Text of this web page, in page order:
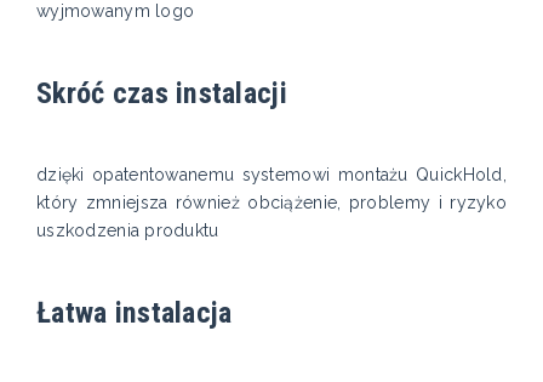
wyjmowanym logo
Skróć czas instalacji
dzięki opatentowanemu systemowi montażu QuickHold,
który zmniejsza również obciążenie, problemy i ryzyko
uszkodzenia produktu
Łatwa instalacja